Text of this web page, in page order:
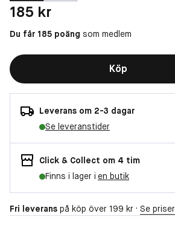
Pris: 185 kr
185 kr
Du får 185 poäng som medlem
Köp
Leverans om 2-3 dagar
Se leveranstider
Click & Collect om 4 tim
Finns i lager i en butik
Fri leverans på köp över 199 kr · Se priser